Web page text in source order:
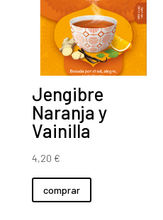
Jengibre
Naranja y
Vainilla
4,20 €
comprar